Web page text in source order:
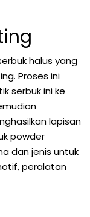
halus yang
Proses ini
serbuk ini ke
lapisan
powder
dan jenis untuk
peralatan